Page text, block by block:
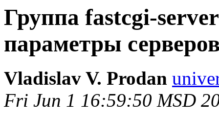
Группа fastcgi-
параметры
Vladislav V. Prodan
Fri Jun 1 16:59:50 MSD